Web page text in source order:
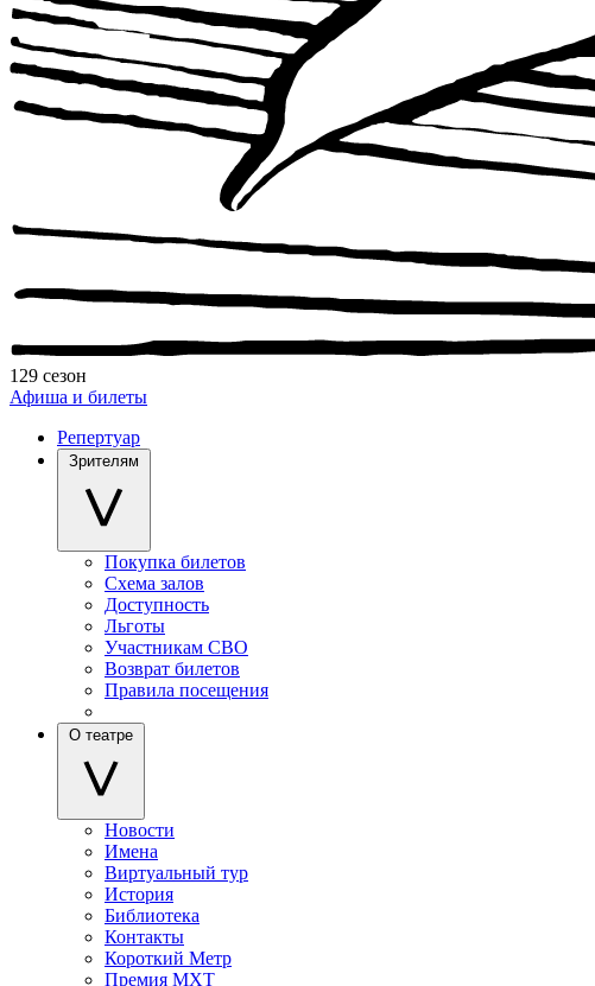
129 сезон
Афиша и билеты
Репертуар
Зрителям
Покупка билетов
Схема залов
Доступность
Льготы
Участникам СВО
Возврат билетов
Правила посещения
О театре
Новости
Имена
Виртуальный тур
История
Библиотека
Контакты
Короткий Метр
Премия МХТ